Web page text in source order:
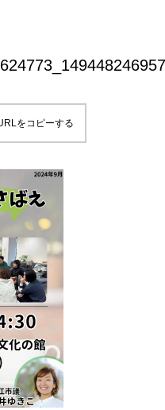
をコピーする